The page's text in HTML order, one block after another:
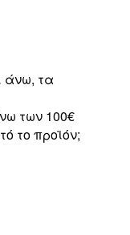
άνω, τα
των 100€
το προϊόν;